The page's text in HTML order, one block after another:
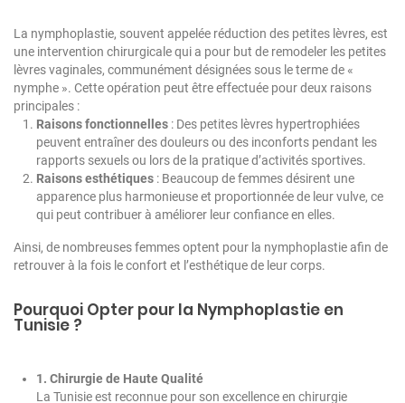
La nymphoplastie, souvent appelée réduction des petites lèvres, est
une intervention chirurgicale qui a pour but de remodeler les petites
lèvres vaginales, communément désignées sous le terme de «
nymphe ». Cette opération peut être effectuée pour deux raisons
principales :
Raisons fonctionnelles : Des petites lèvres hypertrophiées
peuvent entraîner des douleurs ou des inconforts pendant les
rapports sexuels ou lors de la pratique d’activités sportives.
Raisons esthétiques : Beaucoup de femmes désirent une
apparence plus harmonieuse et proportionnée de leur vulve, ce
qui peut contribuer à améliorer leur confiance en elles.
Ainsi, de nombreuses femmes optent pour la nymphoplastie afin de
retrouver à la fois le confort et l’esthétique de leur corps.
Pourquoi Opter pour la Nymphoplastie en
Tunisie ?
1. Chirurgie de Haute Qualité
La Tunisie est reconnue pour son excellence en chirurgie